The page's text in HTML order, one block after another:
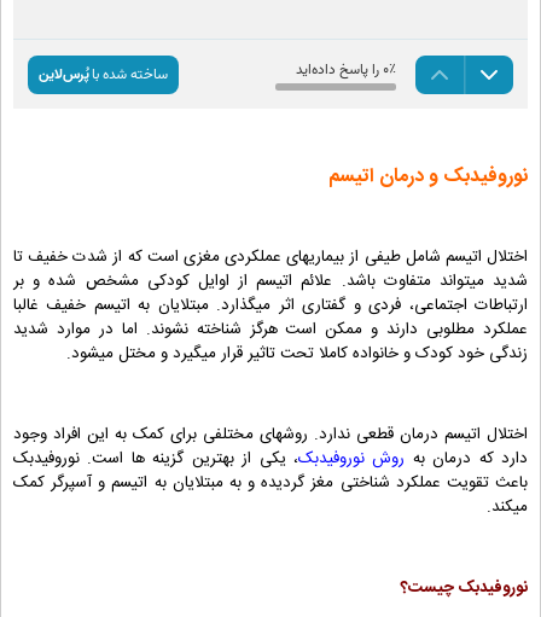
نوروفیدبک و درمان اتیسم
اختلال اتیسم شامل طیفی از بیماریهای عملکردی مغزی است که از شدت خفیف تا
شدید میتواند متفاوت باشد. علائم اتیسم از اوایل کودکی مشخص شده و بر
ارتباطات اجتماعی، فردی و گفتاری اثر میگذارد. مبتلایان به اتیسم خفیف غالبا
عملکرد مطلوبی دارند و ممکن است هرگز شناخته نشوند. اما در موارد شدید
زندگی خود کودک و خانواده کاملا تحت تاثیر قرار میگیرد و مختل میشود.
اختلال اتیسم درمان قطعی ندارد. روشهای مختلفی برای کمک به این افراد وجود
دارد که درمان به روش نوروفیدبک، یکی از بهترین گزینه ها است. نوروفیدبک
باعث تقویت عملکرد شناختی مغز گردیده و به مبتلایان به اتیسم و آسپرگر کمک
میکند.
نوروفیدبک چیست؟